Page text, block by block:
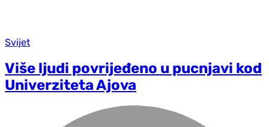
Svijet
Više ljudi povrijeđeno u pucnjavi kod
Univerziteta Ajova